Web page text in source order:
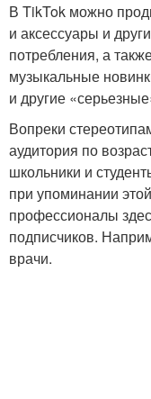
В TikTok можно
и аксессуары и
потребления, а
музыкальные
и другие
Вопреки
аудитория по
школьники и
при упоминании
профессионалы
подписчиков.
врачи.